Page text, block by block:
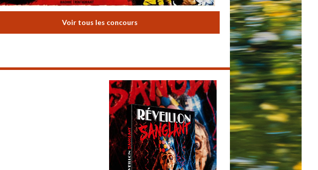
Voir tous les concours